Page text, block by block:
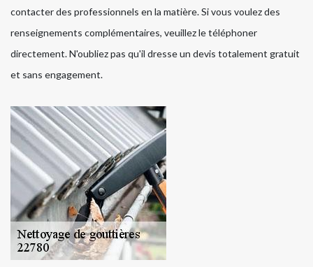
contacter des professionnels en la matière. Si vous voulez des
renseignements complémentaires, veuillez le téléphoner
directement. N'oubliez pas qu'il dresse un devis totalement gratuit
et sans engagement.